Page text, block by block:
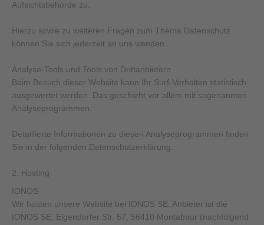
Aufsichtsbehörde zu.
Hierzu sowie zu weiteren Fragen zum Thema Datenschutz
können Sie sich jederzeit an uns wenden.
Analyse-Tools und Tools von Dritt­anbietern
Beim Besuch dieser Website kann Ihr Surf-Verhalten statistisch
ausgewertet werden. Das geschieht vor allem mit sogenannten
Analyseprogrammen.
Detaillierte Informationen zu diesen Analyseprogrammen finden
Sie in der folgenden Datenschutzerklärung.
2. Hosting
IONOS
Wir hosten unsere Website bei IONOS SE. Anbieter ist die
IONOS SE, Elgendorfer Str. 57, 56410 Montabaur (nachfolgend